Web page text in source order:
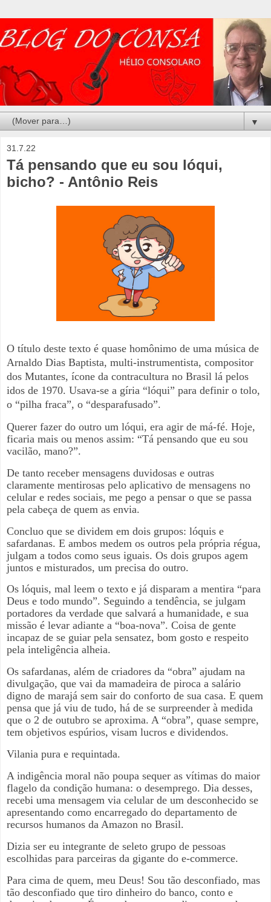
▼
31.7.22
Tá pensando que eu sou lóqui,
bicho? - Antônio Reis
O título deste texto é quase homônimo de uma música de
Arnaldo Dias Baptista, multi-instrumentista, compositor
dos Mutantes, ícone da contracultura no Brasil lá pelos
idos de 1970. Usava-se a gíria “lóqui” para definir o tolo,
o “pilha fraca”, o “desparafusado”.
Querer fazer do outro um lóqui, era agir de má-fé. Hoje,
ficaria mais ou menos assim: “Tá pensando que eu sou
vacilão, mano?”.
De tanto receber mensagens duvidosas e outras
claramente mentirosas pelo aplicativo de mensagens no
celular e redes sociais, me pego a pensar o que se passa
pela cabeça de quem as envia.
Concluo que se dividem em dois grupos: lóquis e
safardanas. E ambos medem os outros pela própria régua,
julgam a todos como seus iguais. Os dois grupos agem
juntos e misturados, um precisa do outro.
Os lóquis, mal leem o texto e já disparam a mentira “para
Deus e todo mundo”. Seguindo a tendência, se julgam
portadores da verdade que salvará a humanidade, e sua
missão é levar adiante a “boa-nova”. Coisa de gente
incapaz de se guiar pela sensatez, bom gosto e respeito
pela inteligência alheia.
Os safardanas, além de criadores da “obra” ajudam na
divulgação, que vai da mamadeira de piroca a salário
digno de marajá sem sair do conforto de sua casa. E quem
pensa que já viu de tudo, há de se surpreender à medida
que o 2 de outubro se aproxima. A “obra”, quase sempre,
tem objetivos espúrios, visam lucros e dividendos.
Vilania pura e requintada.
A indigência moral não poupa sequer as vítimas do maior
flagelo da condição humana: o desemprego. Dia desses,
recebi uma mensagem via celular de um desconhecido se
apresentando como encarregado do departamento de
recursos humanos da Amazon no Brasil.
Dizia ser eu integrante de seleto grupo de pessoas
escolhidas para parceiras da gigante do e-commerce.
Para cima de quem, meu Deus! Sou tão desconfiado, mas
tão desconfiado que tiro dinheiro do banco, conto e